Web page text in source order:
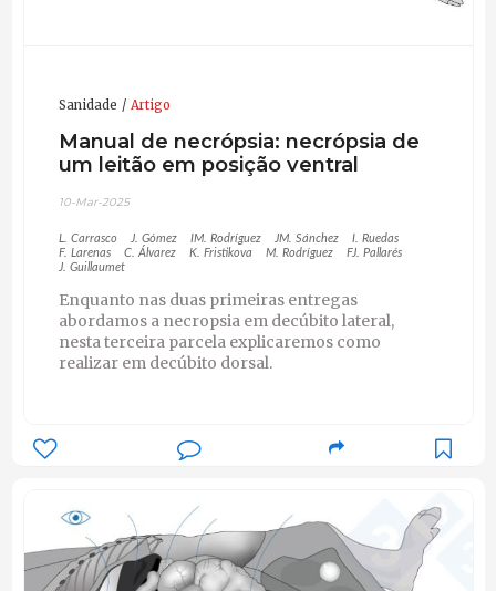
Sanidade Artigo
Manual de necrópsia: necrópsia de
um leitão em posição ventral
10-Mar-2025
L. Carrasco J. Gómez IM. Rodríguez JM. Sánchez
I. Ruedas
F. Larenas
C. Álvarez K. Fristikova M. Rodríguez
FJ. Pallarés
J. Guillaumet
Enquanto nas duas primeiras entregas
abordamos a necropsia em decúbito lateral,
nesta terceira parcela explicaremos como
realizar em decúbito dorsal.